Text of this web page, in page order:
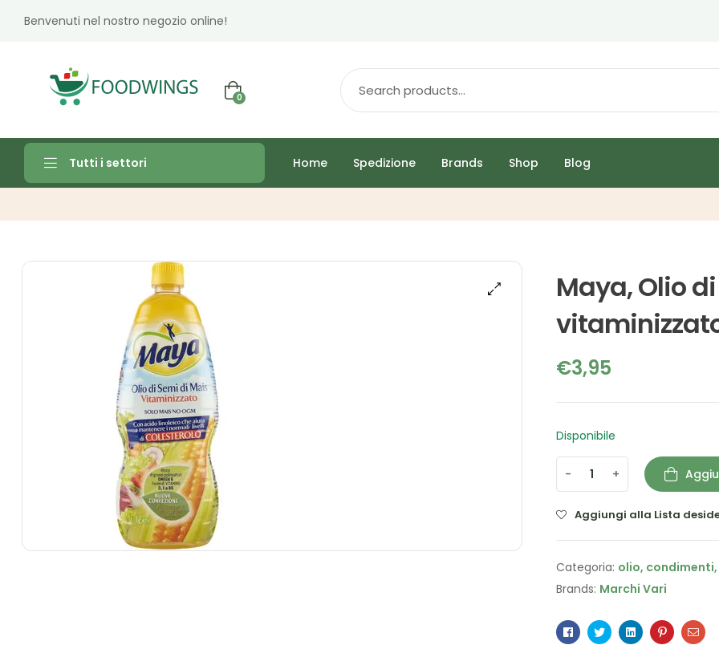
Benvenuti nel nostro negozio online!
0
Tutti i settori Home Spedizione Brands Shop Blog
Maya, Olio
€3,95
Disponibile
- +
Aggiungi alla Lista
Categoria: olio, condimenti,
Brands: Marchi Vari
Facebook
TwitterLinkedinPinterestEmail